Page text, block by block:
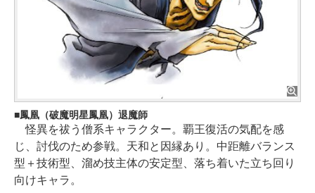
鳳凰（破魔明星鳳凰）退魔師
怪異を祓う僧系キャラクター。覇王復活の気配を感
じ、討伐のため参戦。天和と因縁あり。中距離バランス
型＋技術型、溜め技主体の安定型、落ち着いた立ち回り
向けキャラ。